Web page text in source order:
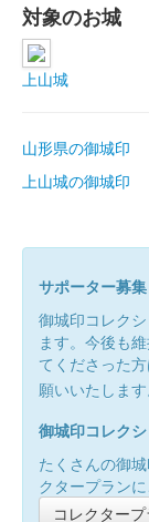
対象のお城
上山城
山形県の御城印
上山城の御城印
サポーター募集
御城印コレク
ます。今後も
てくださった
願いいたします
御城印コレク
たくさんの御
クタープランに
コレクター